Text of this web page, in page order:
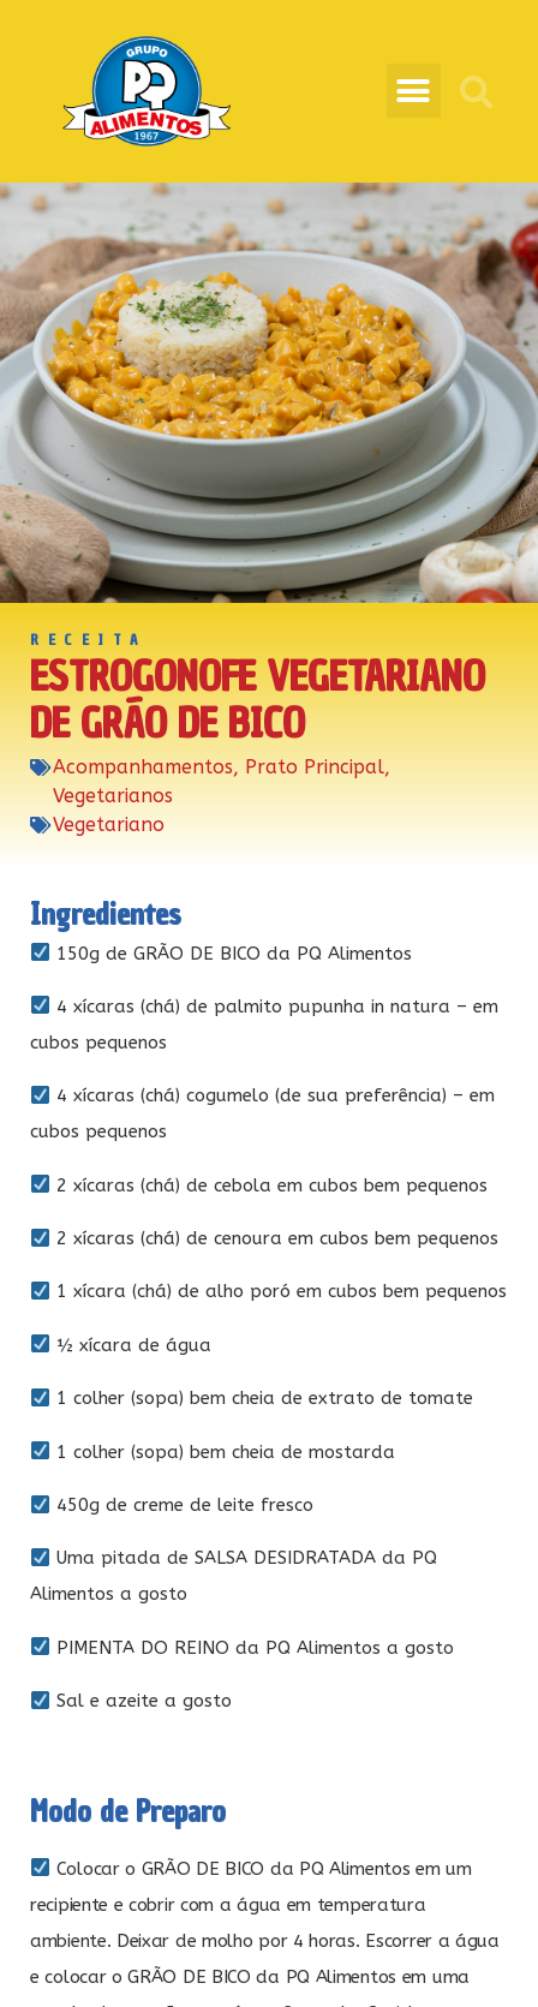
RECEITA
ESTROGONOFE VEGETARIANO
DE GRÃO DE BICO
Acompanhamentos, Prato Principal,
Vegetarianos
Vegetariano
Ingredientes
150g de GRÃO DE BICO da PQ Alimentos
4 xícaras (chá) de palmito pupunha in natura – em
cubos pequenos
4 xícaras (chá) cogumelo (de sua preferência) – em
cubos pequenos
2 xícaras (chá) de cebola em cubos bem pequenos
2 xícaras (chá) de cenoura em cubos bem pequenos
1 xícara (chá) de alho poró em cubos bem pequenos
½ xícara de água
1 colher (sopa) bem cheia de extrato de tomate
1 colher (sopa) bem cheia de mostarda
450g de creme de leite fresco
Uma pitada de SALSA DESIDRATADA da PQ
Alimentos a gosto
PIMENTA DO REINO da PQ Alimentos a gosto
Sal e azeite a gosto
Modo de Preparo
Colocar o GRÃO DE BICO da PQ Alimentos em um
recipiente e cobrir com a água em temperatura
ambiente. Deixar de molho por 4 horas. Escorrer a água
e colocar o GRÃO DE BICO da PQ Alimentos em uma